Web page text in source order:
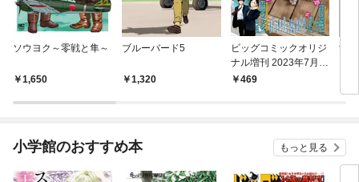
ソウヨク～零戦と隼～
1,650
ブルーバード5
1,320
ビッグコミックオリジ
ナル増刊 2023年7月増
刊号（2023年6月12日
469
女
小学館のおすすめ本 もっと見る